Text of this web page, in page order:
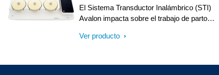
El Sistema Transductor Inalámbrico (STI)
Avalon impacta sobre el trabajo de parto y
equipos de atención la flexibilidad que
Ver producto